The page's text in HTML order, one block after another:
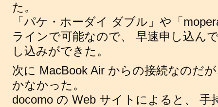
た。
「パケ・ホーダイ ダブル」や「
ラインで可能なので、 早速申し込ん
し込みができた。
次に MacBook Air からの接続なのだ
かなかった。
docomo の Web サイトによると、 手